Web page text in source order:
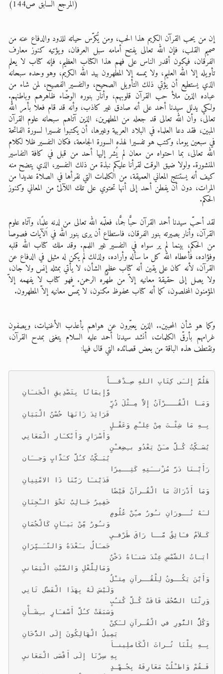
(المرجع السابق ص144)
إن من يحب القرآن الكريم هذا الحب، ومن يُكرّس حياته للذود والدفاع عنه من
صميم القلب، فإن الله تعالى يفتح أمامه سبل العرفان، ويؤتيه كنوز معارف
الفرقان، فيكون أقدر الناس على فهم هذا الكتاب العظيم، فإنه كتاب لا يعلم
تأويله إلا الله العليم، ولا يمسه إلا المطهرون بيد الله الكريم، وهو وحده سبحانه
الذي يستطيع أن يؤتي ذلك التأويل الصحيح، والتفسير الفصيح، لمن شاء من
عباده الذين ملأ حب القرآن قلوبهم، وأنار بنوره الوضّاء ظاهرهم وباطنهم.
ولكي يدلل سيدنا أحمد على أنه صادق غير كاذب، وأنه قد قام فعلا بأمر الله
تعالى، وأن الله تعالى قد جعله من المطهرين، الذين آتاهم سبحانه علوم القرآن
المبين، فقد دعا العلماء في البلاد العربية وغيرها، أن يكتبوا تفسيرا لسورة الفاتحة
في سبعين يوما، وكتب هو تفسيرا لهذه السورة الجامعة، فكان التفسير ظلا لكلام
الله تعالى، بما احتواه من معان لم يُشر إليها أحد من قبل في كافة التفاسير
المنشورة. ولولا ضيق الوقت لقرأنا عليكم نبذة من ذلك التفسير، الذي يتضح منه
كيف أنه يستنتج المعاني العميقة، من الكلمات التي نقرأها في الصلاة عديدا من
المرات، دون أن يفطن أحد إلى أنها تحتوي على تلك اللآلئ من المعاني وكنوز
الحكم.
لقد أحبّ سيدنا أحمد القرآن حبًّا جمًّا، فعلّمه الله تعالى من لدنه عِلمًا، وآتاه علوم
القرآن، وأنار بصيرته بنور الفرقان، فاستطاع أن يرى بنور الله في الآيات فصوصا
من الحكم، بينما لم ير سواه في التفسير غير اللمم. وقد ملك كتاب الله قلبه
وفؤاده، فأعطاه الله كل ما سأله وأراده، ولذلك لم يكن له مثيل في الدفاع عن
القرآن، لأنه كان على يقين أنه كتاب عظيم الشأن، لا يأتي بمثله إنس ولا جان،
ولا يصل إلى حقيقة معانيه إلاّ من طهّره الرحمن. فهو كتاب لا يفهمه إلاّ
المؤمنون المخلصون، كما أنه كتاب محفوظ مكنون، لا يمسّ معانيه إلاّ المطهرون.
وكما هو شأن المحبين.. الذين يعبّرون عن هواهم بأعذب الأغنيات، ويصفون
غرامهم بأرقّ الكلمات، أنشد سيدنا أحمد عليه السلام يتغنى بمدح القرآن،
ونقتطف هذه الباقة من بعض قصائده التي قال فيها:
هَلُمَّ إِلـَى كِتَابِ اللهِ صِـدْقــاً
                         وَّإِيمَانًا بِتَصْدِيقِ الْجَنـَانِ
وَمَـا الْقُـــرْآنُ إِلاَّ مِـثْلَ دُرٍّ
                         فَرَائِدَ زَانَهَا حُسْنُ الْبَيَانِ
بِـهِ مَا شِئْـتَ مِنْ عِلـْمٍ وَعَقْـلٍ
                         وَأَسْرَارٍ وَأَبْكـَارِ الْمَعَانِي
يُسَـكِّتُ كُـلَّ مـَنْ يَعْدُو بـِضِغـْنٍ
                         يُبَـكِّتُ كـُلَّ كـَذَّابٍ وَجــَان
رَأَيْـنَا دَرَّ مُزْنــَتِهِ كَثِــيرًا
                         فَدَيْنـَا رَبَّنَا ذَا الامْتِنِانِ
وَمَا أَدْرَاكَ مَا الْقُـرآنُ فَيْضًا
                         خَفِيرٌ جَـالِبٌ نَحْوَ الـْجِنَانِ
لـَهُ نُــورَانِ نـُورٌ مـِّنْ عُلُومٍ
                         وَنـُورٌ مِّنْ بَيـَانٍ كَالْجُمَانِ
كَـلاَمٌ فـَائِقٌ مَّــا رَاقَ طَرْفـيِ
                         جَمـَالٌ بـَعْدَهُ وَالنّـَـيِّرَانِ
أيَـاتُ الشَّمْسِ عِنْدَ سَنـَاهُ دَخْنٌ
                         وَمَالِلَّعْلِ وَالسَّبْتِ الْيَمَانيِ
وَأَيْنَ يَكُــونُ لِلْقُــرآنِ مِثـْلٌ
                        وَلَيْسَ لَهُ بِهَذَا الْفَضْل ثَانِي
وَرِثْنَا الصُّحُفَ فَاقَتْ كُـلَّ كُتـُبٍ
                        وَسَبَقَتْ كـُلَّ أَسْفـَارٍ بـِشَـأْنِ
وَكُلُّ النُّورِ في الْقُـرآنِ لـَكِنْ
                       يَمِيلُ الْهَالِكُونَ إِلَى الدُّخَانِ
بِـهِ نِلْنَا تُـراثَ الْكَاملِينـاَ
                       بِهِ سِرْنَا إِلَى أَقْصَى الْمَعَانيِ
فَـقُمْ وَاطـْلُبْ مَعَارِفَهُ بِجُـهْـدٍ